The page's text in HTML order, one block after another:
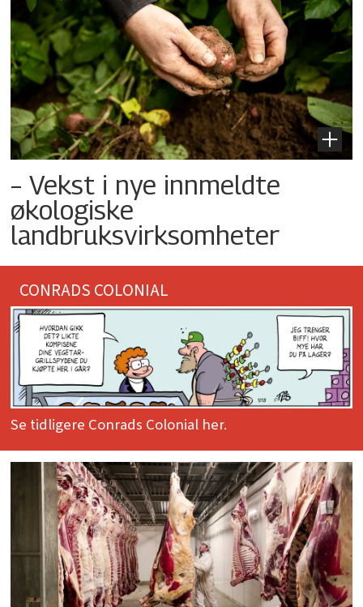
– Vekst i nye innmeldte
økologiske
landbruksvirksomheter
CONRADS COLONIAL
Se tidligere Conrads Colonial her.